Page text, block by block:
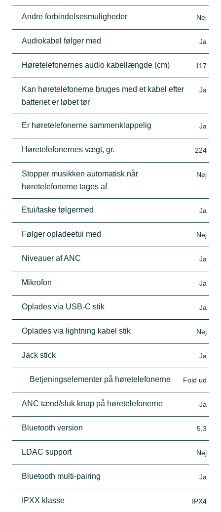
Andre forbindelsesmuligheder Nej
Audiokabel følger med Ja
Høretelefonernes audio kabellængde (cm) 117
Kan høretelefonerne bruges med et kabel efter
batteriet er løbet tør
Ja
Er høretelefonerne sammenklappelig Ja
Høretelefonernes vægt, gr. 224
Stopper musikken automatisk når
høretelefonerne tages af
Nej
Etui/taske følgermed Ja
Følger opladeetui med Nej
Niveauer af ANC Ja
Mikrofon Ja
Oplades via USB-C stik Ja
Oplades via lightning kabel stik Nej
Jack stick Ja
Betjeningselementer på høretelefonerne Fold ud
ANC tænd/sluk knap på høretelefonerne Ja
Bluetooth version 5,3
LDAC support Nej
Bluetooth multi-pairing Ja
IPXX klasse IPX4